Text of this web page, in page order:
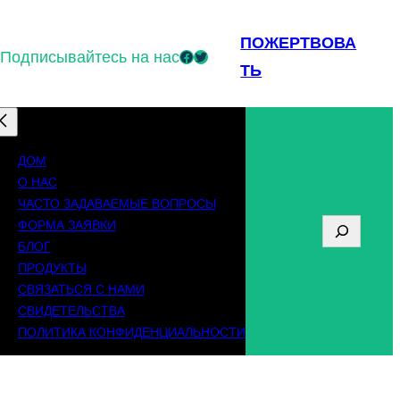
Подписывайтесь на насFacebook Twitter
ПОЖЕРТВОВА
ТЬ
ДОМ
О НАС
ЧАСТО ЗАДАВАЕМЫЕ ВОПРОСЫ
ФОРМА ЗАЯВКИ
БЛОГ
ПРОДУКТЫ
СВЯЗАТЬСЯ С НАМИ
СВИДЕТЕЛЬСТВА
ПОЛИТИКА КОНФИДЕНЦИАЛЬНОСТИ
к